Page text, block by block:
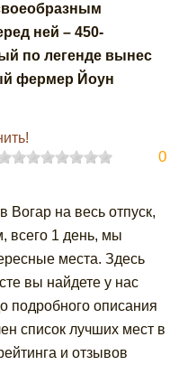
ней – 450-
по легенде вынес
фермер Йоун
0
Вогар на весь отпуск,
всего 1 день, мы
места. Здесь
вы найдете у нас
подробного описания
список лучших мест в
и отзывов